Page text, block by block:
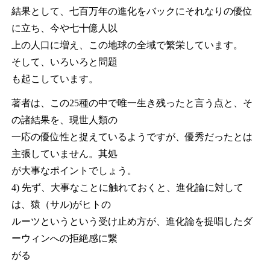
結果として、七百万年の進化をバックにそれなりの優位
に立ち、今や七十億人以
上の人口に増え、この地球の全域で繁栄しています。
そして、いろいろと問題
も起こしています。
著者は、この25種の中で唯一生き残ったと言う点と、そ
の諸結果を、現世人類の
一応の優位性と捉えているようですが、優秀だったとは
主張していません。其処
が大事なポイントでしょう。
4) 先ず、大事なことに触れておくと、進化論に対して
は、猿（サル)がヒトの
ルーツというという受け止め方が、進化論を提唱したダ
ーウィンへの拒絶感に繋
がる